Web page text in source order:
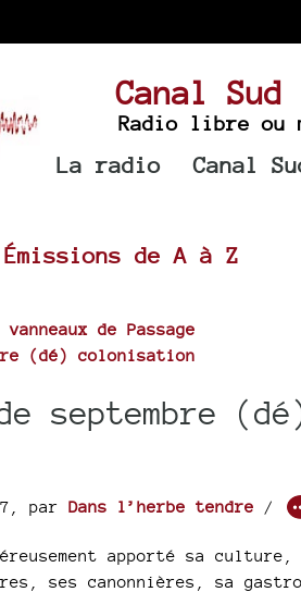
Canal Sud
Radio libre ou
La radio Canal
Émissions de A à Z
vanneaux de Passage
(dé) colonisation
septembre
par Dans l’herbe tendre /
apporté sa
ses canonnières, sa